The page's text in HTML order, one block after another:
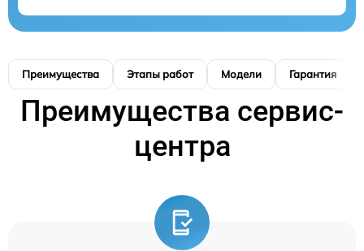
Преимущества Этапы работ Модели Гарантия
Преимущества сервис-
центра